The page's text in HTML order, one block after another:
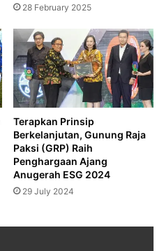
28 February 2025
Terapkan Prinsip
Berkelanjutan, Gunung Raja
Paksi (GRP) Raih
Penghargaan Ajang
Anugerah ESG 2024
29 July 2024